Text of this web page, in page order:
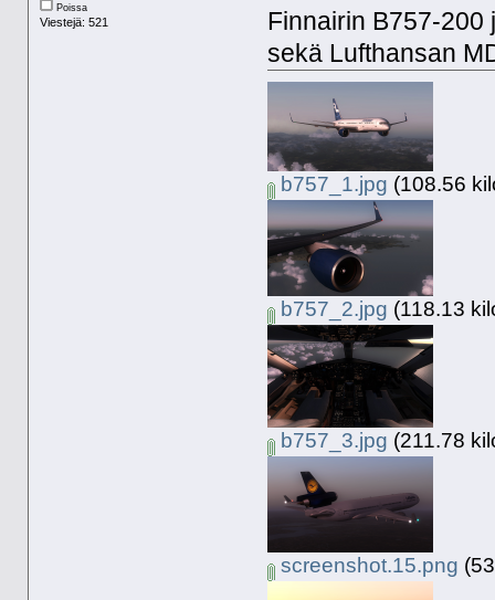
Poissa
Viestejä: 521
Finnairin B757-200
sekä Lufthansan
b757_1.jpg (108.56
b757_2.jpg (118.13
b757_3.jpg (211.78
screenshot.15.png